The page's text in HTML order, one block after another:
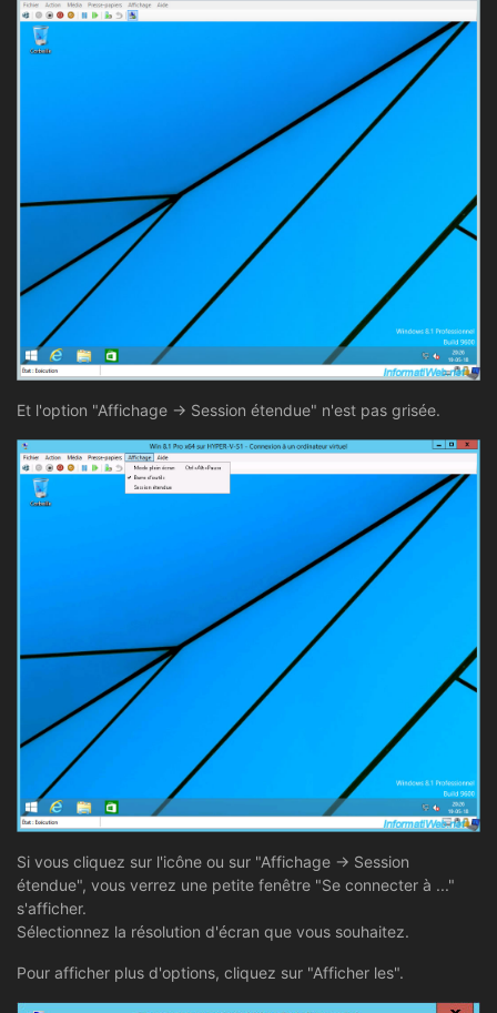
Et l'option "Affichage -> Session étendue" n'est pas grisée.
Si vous cliquez sur l'icône ou sur "Affichage -> Session
étendue", vous verrez une petite fenêtre "Se connecter à ..."
s'afficher.
Sélectionnez la résolution d'écran que vous souhaitez.
Pour afficher plus d'options, cliquez sur "Afficher les".